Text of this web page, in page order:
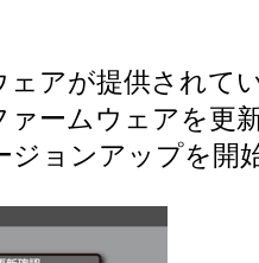
アが提供されて
ームウェアを更
ジョンアップを開